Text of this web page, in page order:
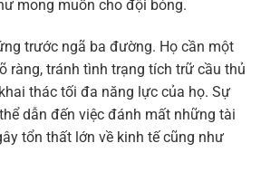
mong muốn cho đội bóng.
trước ngã ba đường. Họ cần một
ràng, tránh tình trạng tích trữ cầu thủ
thác tối đa năng lực của họ. Sự
dẫn đến việc đánh mất những tài
tổn thất lớn về kinh tế cũng như